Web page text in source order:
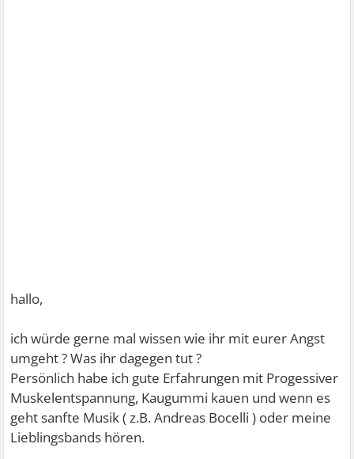
hallo,
ich würde gerne mal wissen wie ihr mit eurer Angst
umgeht ? Was ihr dagegen tut ?
Persönlich habe ich gute Erfahrungen mit Progessiver
Muskelentspannung, Kaugummi kauen und wenn es
geht sanfte Musik ( z.B. Andreas Bocelli ) oder meine
Lieblingsbands hören.